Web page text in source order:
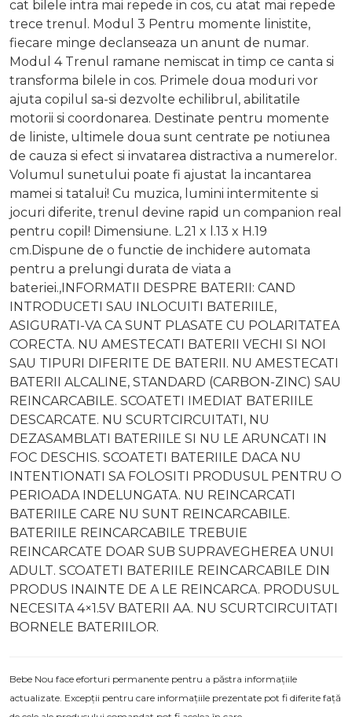
cat bilele intra mai repede in cos, cu atat mai repede
trece trenul. Modul 3 Pentru momente linistite,
fiecare minge declanseaza un anunt de numar.
Modul 4 Trenul ramane nemiscat in timp ce canta si
transforma bilele in cos. Primele doua moduri vor
ajuta copilul sa-si dezvolte echilibrul, abilitatile
motorii si coordonarea. Destinate pentru momente
de liniste, ultimele doua sunt centrate pe notiunea
de cauza si efect si invatarea distractiva a numerelor.
Volumul sunetului poate fi ajustat la incantarea
mamei si tatalui! Cu muzica, lumini intermitente si
jocuri diferite, trenul devine rapid un companion real
pentru copil! Dimensiune. L.21 x l.13 x H.19
cm.Dispune de o functie de inchidere automata
pentru a prelungi durata de viata a
bateriei.,INFORMATII DESPRE BATERII: CAND
INTRODUCETI SAU INLOCUITI BATERIILE,
ASIGURATI-VA CA SUNT PLASATE CU POLARITATEA
CORECTA. NU AMESTECATI BATERII VECHI SI NOI
SAU TIPURI DIFERITE DE BATERII. NU AMESTECATI
BATERII ALCALINE, STANDARD (CARBON-ZINC) SAU
REINCARCABILE. SCOATETI IMEDIAT BATERIILE
DESCARCATE. NU SCURTCIRCUITATI, NU
DEZASAMBLATI BATERIILE SI NU LE ARUNCATI IN
FOC DESCHIS. SCOATETI BATERIILE DACA NU
INTENTIONATI SA FOLOSITI PRODUSUL PENTRU O
PERIOADA INDELUNGATA. NU REINCARCATI
BATERIILE CARE NU SUNT REINCARCABILE.
BATERIILE REINCARCABILE TREBUIE
REINCARCATE DOAR SUB SUPRAVEGHEREA UNUI
ADULT. SCOATETI BATERIILE REINCARCABILE DIN
PRODUS INAINTE DE A LE REINCARCA. PRODUSUL
NECESITA 4×1.5V BATERII AA. NU SCURTCIRCUITATI
BORNELE BATERIILOR.
Bebe Nou face eforturi permanente pentru a păstra informațiile
actualizate. Excepții pentru care informațiile prezentate pot fi diferite față